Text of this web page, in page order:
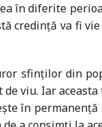
în diferite
credință va fi
sfinților din
viu. Iar
în